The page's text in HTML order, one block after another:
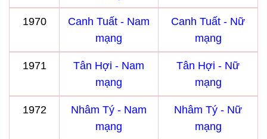
1970
Canh Tuất - Nam
mạng
Canh Tuất - Nữ
mạng
1971
Tân Hợi - Nam
mạng
Tân Hợi - Nữ
mạng
1972
Nhâm Tý - Nam
mạng
Nhâm Tý - Nữ
mạng